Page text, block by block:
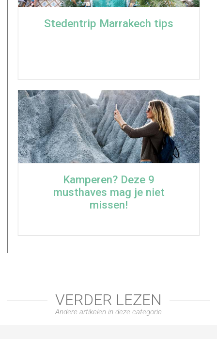
Stedentrip Marrakech tips
Kamperen? Deze 9
musthaves mag je niet
missen!
VERDER LEZEN
Andere artikelen in deze categorie